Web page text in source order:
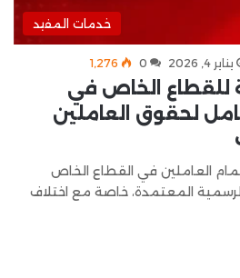
خدمات المفيد
يناير 4, 2026 0 1٬276
للقطاع الخاص في
الكامل لحقوق العاملين
العاملين في القطاع الخاص
المعتمدة، خاصة مع اختلاف